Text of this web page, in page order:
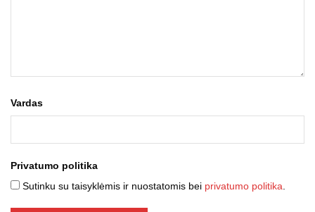
Vardas
Privatumo politika
Sutinku su taisyklėmis ir nuostatomis bei privatumo politika